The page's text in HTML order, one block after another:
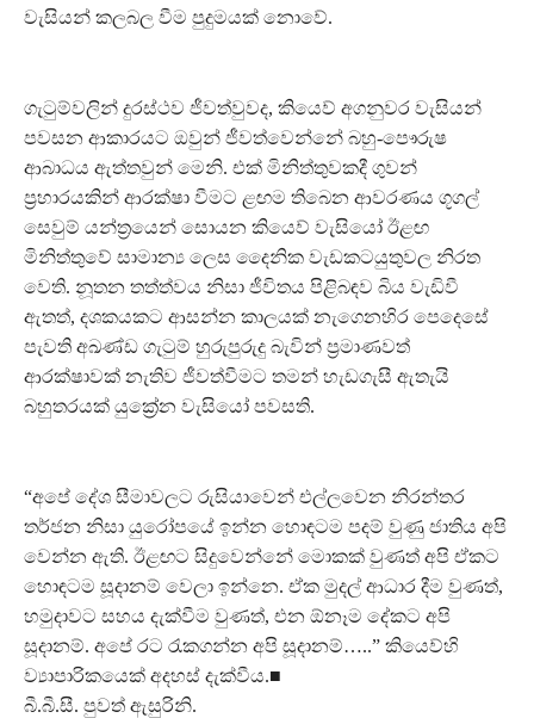
වැසියන් කලබල වීම පුදුමයක් නොවේ.
ගැටුම්වලින් දුරස්ථව ජීවත්වුවද, කියෙව් අගනුවර වැසියන්
පවසන ආකාරයට ඔවුන් ජීවත්වෙන්නේ බහු-පෞරුෂ
ආබාධය ඇත්තවුන් මෙනි. එක් මිනිත්තුවකදී ගුවන්
ප්‍රහාරයකින් ආරක්ෂා වීමට ළඟම තිබෙන ආවරණය ගූගල්
සෙවුම් යන්ත්‍රයෙන් සොයන කියෙව් වැසියෝ ඊළඟ
මිනිත්තුවේ සාමාන්‍ය ලෙස දෛනික වැඩකටයුතුවල නිරත
වෙති. නූතන තත්ත්වය නිසා ජීවිතය පිළිබඳව බිය වැඩිවී
ඇතත්, දශකයකට ආසන්න කාලයක් නැගෙනහිර පෙදෙසේ
පැවති අඛණ්ඩ ගැටුම් හුරුපුරුදු බැවින් ප්‍රමාණවත්
ආරක්ෂාවක් නැතිව ජීවත්වීමට තමන් හැඩගැසී ඇතැයි
බහුතරයක් යුක්‍රේන වැසියෝ පවසති.
“අපේ දේශ සීමාවලට රුසියාවෙන් එල්ලවෙන නිරන්තර
තර්ජන නිසා යුරෝපයේ ඉන්න හොඳටම පදම් වුණු ජාතිය අපි
වෙන්න ඇති. ඊළඟට සිදුවෙන්නේ මොකක් වුණත් අපි ඒකට
හොඳටම සූදානම් වෙලා ඉන්නෙ. ඒක මුදල් ආධාර දීම වුණත්,
හමුදාවට සහය දැක්වීම වුණත්, එන ඕනෑම දේකට අපි
සූදානම්. අපේ රට රැකගන්න අපි සූදානම්…..” කියෙව්හි
ව්‍යාපාරිකයෙක් අදහස් දැක්වීය.■
බී.බී.සී. පුවත් ඇසුරිනි.